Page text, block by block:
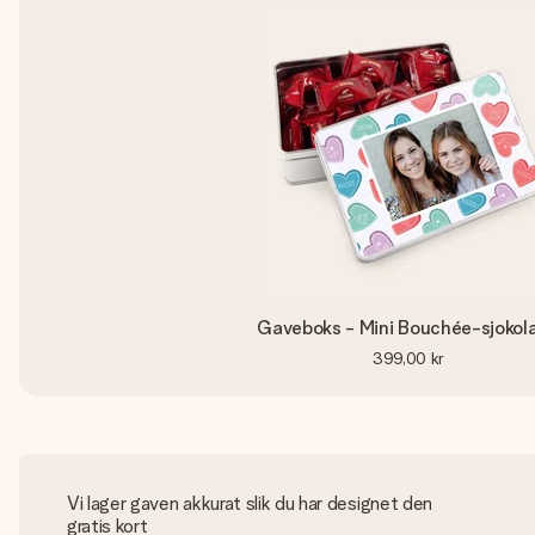
Gaveboks - Mini Bouchée-
399,00 kr
Vi lager gaven akkurat slik du har designet den
gratis kort